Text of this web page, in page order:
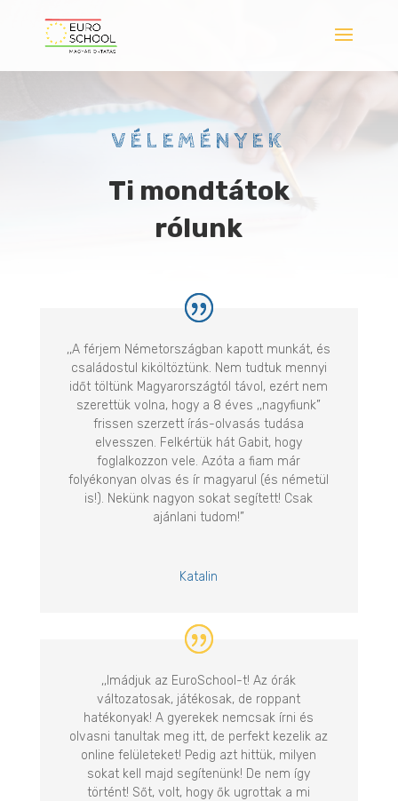
VÉLEMÉNYEK
Ti mondtátok
rólunk
,,A férjem Németországban kapott munkát, és
családostul kiköltöztünk. Nem tudtuk mennyi
időt töltünk Magyarországtól távol, ezért nem
szerettük volna, hogy a 8 éves ,,nagyfiunk”
frissen szerzett írás-olvasás tudása
elvesszen. Felkértük hát Gabit, hogy
foglalkozzon vele. Azóta a fiam már
folyékonyan olvas és ír magyarul (és németül
is!). Nekünk nagyon sokat segített! Csak
ajánlani tudom!”
Katalin
,,Imádjuk az EuroSchool-t! Az órák
változatosak, játékosak, de roppant
hatékonyak! A gyerekek nemcsak írni és
olvasni tanultak meg itt, de perfekt kezelik az
online felületeket! Pedig azt hittük, milyen
sokat kell majd segítenünk! De nem így
történt! Sőt, volt, hogy ők ugrottak a mi